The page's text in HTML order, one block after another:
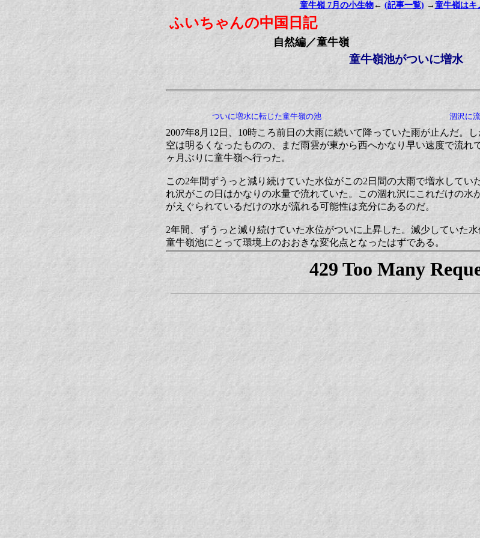
童牛嶺 7月の小生物← (記事一覧) → 童牛嶺はキ
ふいちゃんの中国日記
自然編／童牛嶺
童牛嶺池がついに増水
ついに増水に転じた童牛嶺の池 涸沢に
2007年8月12日、10時ころ前日の大雨に続いて降っていた雨が止んだ。
空は明るくなったものの、まだ雨雲が東から西へかなり早い速度で流れ
ヶ月ぶりに童牛嶺へ行った。
この2年間ずうっと減り続けていた水位がこの2日間の大雨で増水してい
れ沢がこの日はかなりの水量で流れていた。この涸れ沢にこれだけの水
がえぐられているだけの水が流れる可能性は充分にあるのだ。
2年間、ずうっと減り続けていた水位がついに上昇した。減少していた
童牛嶺池にとって環境上のおおきな変化点となったはずである。